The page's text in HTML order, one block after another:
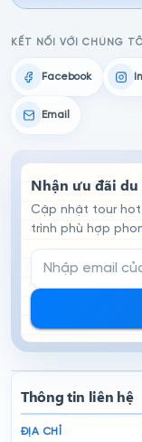
KẾT NỐI VỚI CHÚNG
Facebook
Email
Nhận ưu đãi
Cập nhật tour
trình phù hợp
Email đăng ký
Thông tin liên hệ
ĐỊA CHỈ